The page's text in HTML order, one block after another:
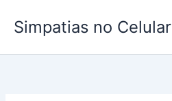
para
conteúdo
Simpatias no Celular